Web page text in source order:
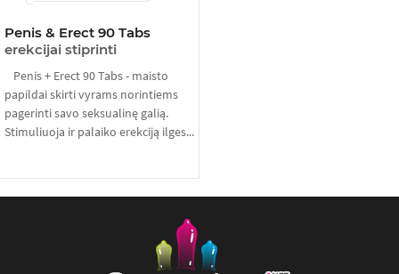
Penis & Erect 90 Tabs
erekcijai stiprinti
Penis + Erect 90 Tabs - maisto
papildai skirti vyrams norintiems
pagerinti savo seksualinę galią.
Stimuliuoja ir palaiko erekciją ilges...